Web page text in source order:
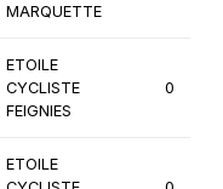
MARQUETTE
ETOILE
CYCLISTE
FEIGNIES
0
ETOILE